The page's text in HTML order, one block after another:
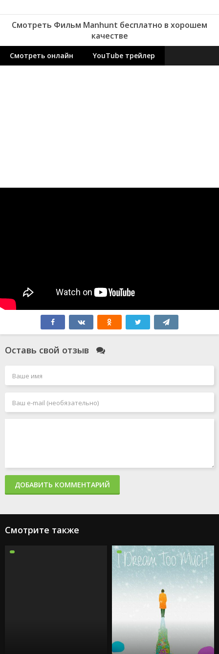
Смотреть Фильм Manhunt бесплатно в хорошем
качестве
Смотреть онлайн YouTube трейлер
Оставь свой отзыв
ДОБАВИТЬ КОММЕНТАРИЙ
Смотрите также